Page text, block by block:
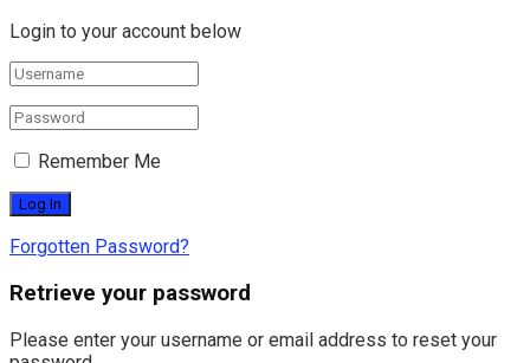
Login to your account below
Remember Me
Forgotten Password?
Retrieve your password
Please enter your username or email address to reset your